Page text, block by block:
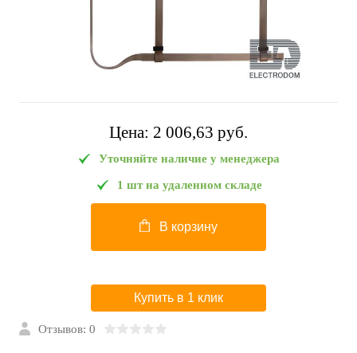
Цена: 2 006,63 pуб.
Уточняйте наличие у менеджера
1 шт на удаленном складе
В корзину
Купить в 1 клик
Отзывов: 0